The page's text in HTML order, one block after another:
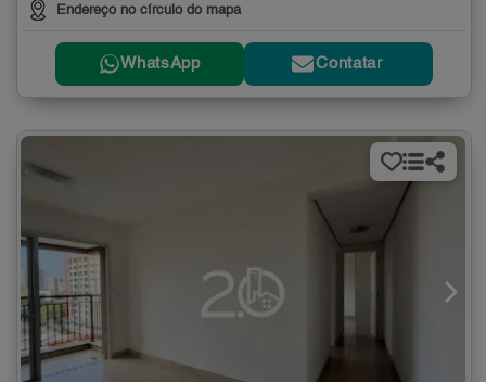
Endereço no círculo do mapa
WhatsApp Contatar